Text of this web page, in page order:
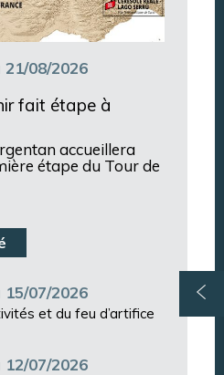
21/08/2026
fait étape à
accueillera
étape du Tour de
15/07/2026
et du feu d’artifice
12/07/2026